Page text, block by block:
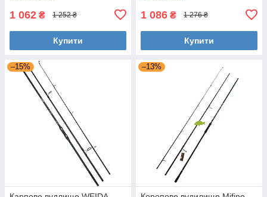
1 062 ₴ 1 252 ₴
Купити
1 086 ₴ 1 276 ₴
Купити
–15% –13%